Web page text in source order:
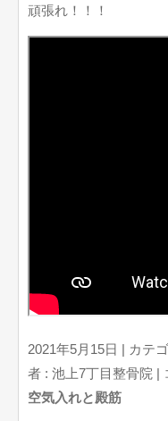
頑張れ！！！
2021年5月15日 | カテ
者 : 池上7丁目整骨院 |
空気入れと殿筋